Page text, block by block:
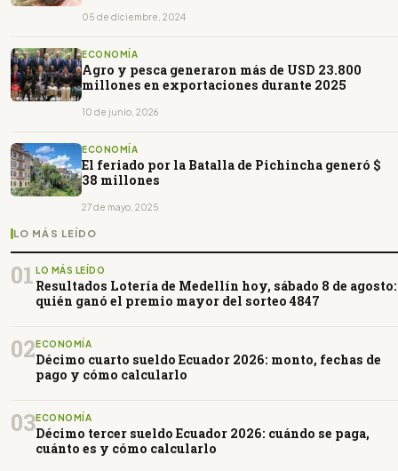
05 de diciembre, 2024
ECONOMÍA
Agro y pesca generaron más de USD 23.800
millones en exportaciones durante 2025
10 de junio, 2026
ECONOMÍA
El feriado por la Batalla de Pichincha generó $
38 millones
27 de mayo, 2025
LO MÁS LEÍDO
01 LO MÁS LEÍDO
Resultados Lotería de Medellín hoy, sábado 8 de agosto:
quién ganó el premio mayor del sorteo 4847
02 ECONOMÍA
Décimo cuarto sueldo Ecuador 2026: monto, fechas de
pago y cómo calcularlo
03ECONOMÍA
Décimo tercer sueldo Ecuador 2026: cuándo se paga,
cuánto es y cómo calcularlo